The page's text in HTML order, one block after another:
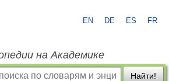
EN DE ES FR
на Академике
Найти!